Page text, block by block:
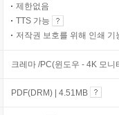
제한없음
TTS 가능
저작권 보호를 위해 인쇄 기
크레마 /PC(윈도우 - 4K 모
PDF(DRM) | 4.51MB